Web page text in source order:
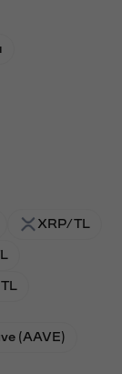
XRP/TL
(AAVE)